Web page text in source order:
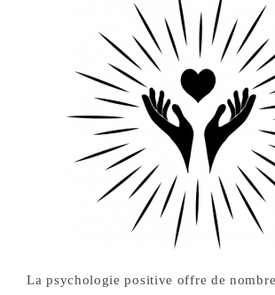
La psychologie positive offre de